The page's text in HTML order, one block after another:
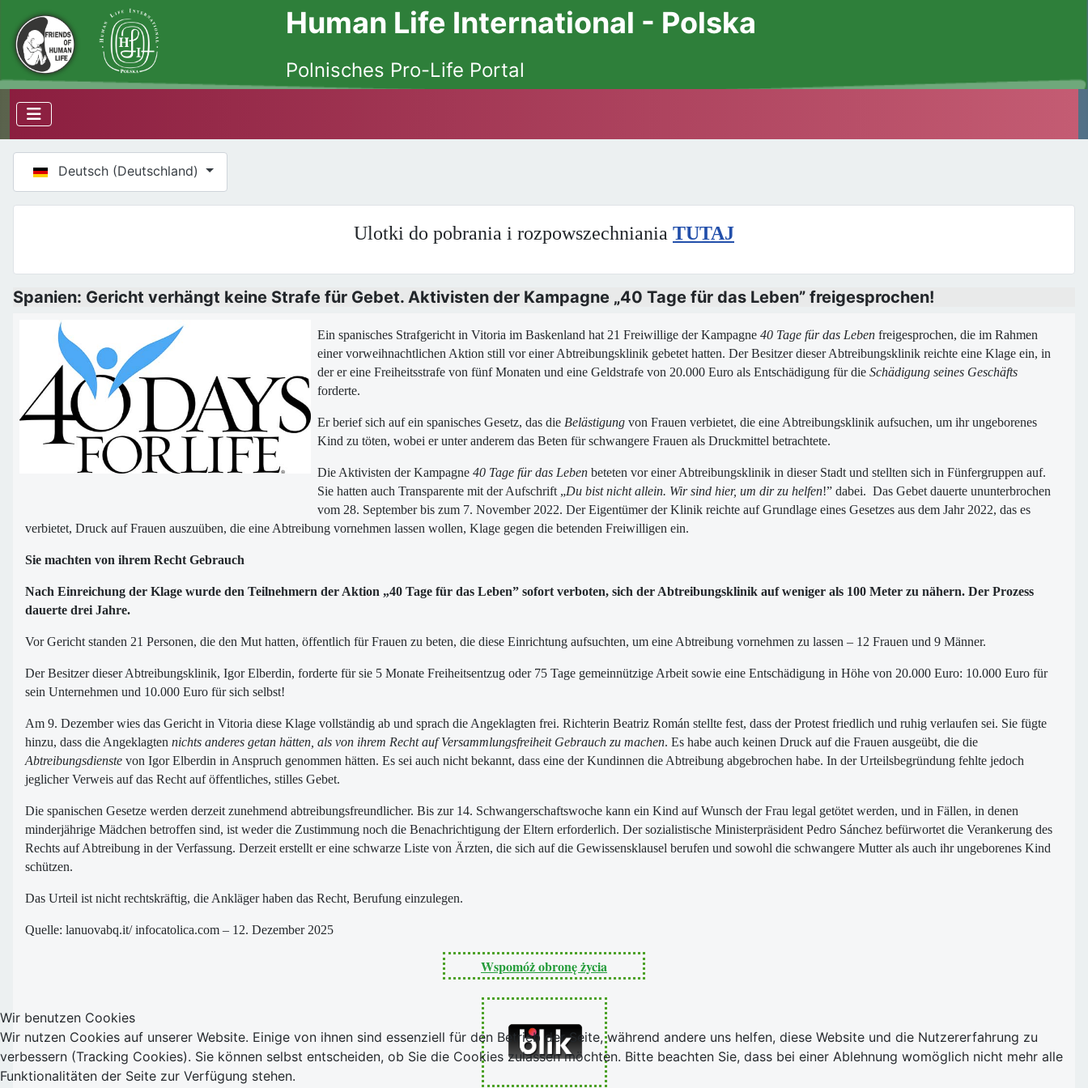
Human Life International - Polska
Polnisches Pro-Life Portal
Sprache auswählen
Deutsch (Deutschland)
Ulotki do pobrania i rozpowszechniania TUTAJ
Spanien: Gericht verhängt keine Strafe für Gebet. Aktivisten der Kampagne „40 Tage für das Leben” freigesprochen!
Ein spanisches Strafgericht in Vitoria im Baskenland hat 21 Freiwillige der Kampagne 40 Tage für das Leben freigesprochen, die im Rahmen
einer vorweihnachtlichen Aktion still vor einer Abtreibungsklinik gebetet hatten. Der Besitzer dieser Abtreibungsklinik reichte eine Klage ein, in
der er eine Freiheitsstrafe von fünf Monaten und eine Geldstrafe von 20.000 Euro als Entschädigung für die Schädigung seines Geschäfts
forderte.
Er berief sich auf ein spanisches Gesetz, das die Belästigung von Frauen verbietet, die eine Abtreibungsklinik aufsuchen, um ihr ungeborenes
Kind zu töten, wobei er unter anderem das Beten für schwangere Frauen als Druckmittel betrachtete.
Die Aktivisten der Kampagne 40 Tage für das Leben beteten vor einer Abtreibungsklinik in dieser Stadt und stellten sich in Fünfergruppen auf.
Sie hatten auch Transparente mit der Aufschrift „Du bist nicht allein. Wir sind hier, um dir zu helfen!” dabei. Das Gebet dauerte ununterbrochen
vom 28. September bis zum 7. November 2022. Der Eigentümer der Klinik reichte auf Grundlage eines Gesetzes aus dem Jahr 2022, das es
verbietet, Druck auf Frauen auszuüben, die eine Abtreibung vornehmen lassen wollen, Klage gegen die betenden Freiwilligen ein.
Sie machten von ihrem Recht Gebrauch
Nach Einreichung der Klage wurde den Teilnehmern der Aktion „40 Tage für das Leben” sofort verboten, sich der Abtreibungsklinik auf weniger als 100 Meter zu nähern. Der Prozess
dauerte drei Jahre.
Vor Gericht standen 21 Personen, die den Mut hatten, öffentlich für Frauen zu beten, die diese Einrichtung aufsuchten, um eine Abtreibung vornehmen zu lassen – 12 Frauen und 9 Männer.
Der Besitzer dieser Abtreibungsklinik, Igor Elberdin, forderte für sie 5 Monate Freiheitsentzug oder 75 Tage gemeinnützige Arbeit sowie eine Entschädigung in Höhe von 20.000 Euro: 10.000 Euro für
sein Unternehmen und 10.000 Euro für sich selbst!
Am 9. Dezember wies das Gericht in Vitoria diese Klage vollständig ab und sprach die Angeklagten frei. Richterin Beatriz Román stellte fest, dass der Protest friedlich und ruhig verlaufen sei. Sie fügte
hinzu, dass die Angeklagten nichts anderes getan hätten, als von ihrem Recht auf Versammlungsfreiheit Gebrauch zu machen. Es habe auch keinen Druck auf die Frauen ausgeübt, die die
Abtreibungsdienste von Igor Elberdin in Anspruch genommen hätten. Es sei auch nicht bekannt, dass eine der Kundinnen die Abtreibung abgebrochen habe. In der Urteilsbegründung fehlte jedoch
jeglicher Verweis auf das Recht auf öffentliches, stilles Gebet.
Die spanischen Gesetze werden derzeit zunehmend abtreibungsfreundlicher. Bis zur 14. Schwangerschaftswoche kann ein Kind auf Wunsch der Frau legal getötet werden, und in Fällen, in denen
minderjährige Mädchen betroffen sind, ist weder die Zustimmung noch die Benachrichtigung der Eltern erforderlich. Der sozialistische Ministerpräsident Pedro Sánchez befürwortet die Verankerung des
Rechts auf Abtreibung in der Verfassung. Derzeit erstellt er eine schwarze Liste von Ärzten, die sich auf die Gewissensklausel berufen und sowohl die schwangere Mutter als auch ihr ungeborenes Kind
schützen.
Das Urteil ist nicht rechtskräftig, die Ankläger haben das Recht, Berufung einzulegen.
Quelle: lanuovabq.it/ infocatolica.com – 12. Dezember 2025
Wspomóż obronę życia
Wir benutzen Cookies
Wir nutzen Cookies auf unserer Website. Einige von ihnen sind essenziell für den Betrieb der Seite, während andere uns helfen, diese Website und die Nutzererfahrung zu
verbessern (Tracking Cookies). Sie können selbst entscheiden, ob Sie die Cookies zulassen möchten. Bitte beachten Sie, dass bei einer Ablehnung womöglich nicht mehr alle
Funktionalitäten der Seite zur Verfügung stehen.